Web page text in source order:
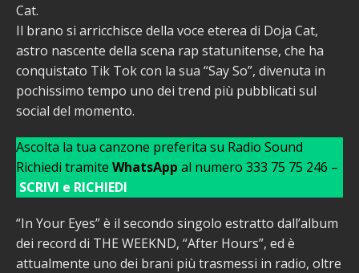
Cat.
Il brano si arricchisce della voce eterea di Doja Cat,
astro nascente della scena rap statunitense, che ha
conquistato Tik Tok con la sua “Say So”, divenuta in
pochissimo tempo uno dei trend più pubblicati sul
social del momento.
Ascolta la tua canzone preferita su Radio Sound
Richiedi tramite WhatsApp al numero 333 75 75 246 –
SCRIVI e RICHIEDI
“In Your Eyes” è il secondo singolo estratto dall’album
dei record di THE WEEKND, “After Hours”, ed è
attualmente uno dei brani più trasmessi in radio, oltre